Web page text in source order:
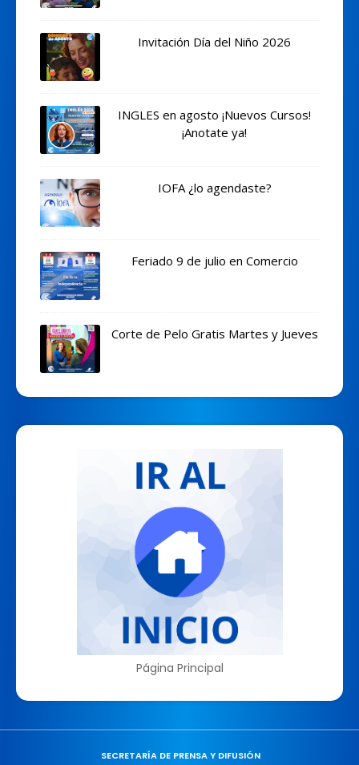
Invitación Día del Niño 2026
INGLES en agosto ¡Nuevos Cursos!
¡Anotate ya!
IOFA ¿lo agendaste?
Feriado 9 de julio en Comercio
Corte de Pelo Gratis Martes y Jueves
Página Principal
SECRETARÍA DE PRENSA Y DIFUSIÓN